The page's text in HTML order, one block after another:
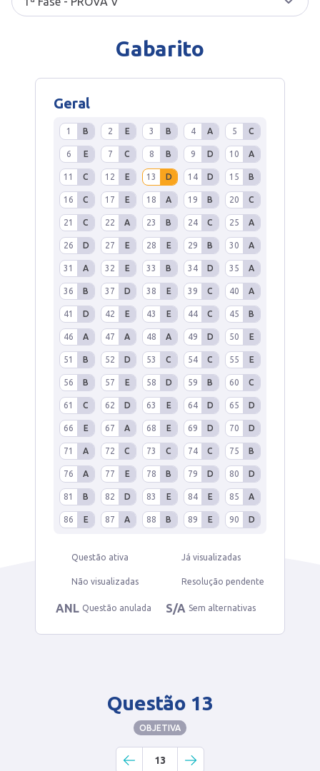
Gabarito
Geral
1 B 2 E 3 B 4 A 5 C
6 E 7 C 8 B 9 D 10 A
11 C 12 E 13 D 14 D 15 B
16 C 17 E 18 A 19 B 20 C
21 C 22 A 23 B 24 C 25 A
26 D 27 E 28 E 29 B 30 A
31 A 32 E 33 B 34 D 35 A
36 B 37 D 38 E 39 C 40 A
41 D 42 E 43 E 44 C 45 B
46 A 47 A 48 A 49 D 50 E
51 B 52 D 53 C 54 C 55 E
56 B 57 E 58 D 59 B 60 C
61 C 62 D 63 E 64 D 65 D
66 E 67 A 68 E 69 D 70 D
71 A 72 C 73 C 74 C 75 B
76 A 77 E 78 B 79 D 80 D
81 B 82 D 83 E 84 E 85 A
86 E 87 A 88 B 89 E 90 D
Questão ativa Já visualizadas
Não visualizadas Resolução pendente
ANL Questão anulada S/A Sem alternativas
Questão 13
OBJETIVA
13